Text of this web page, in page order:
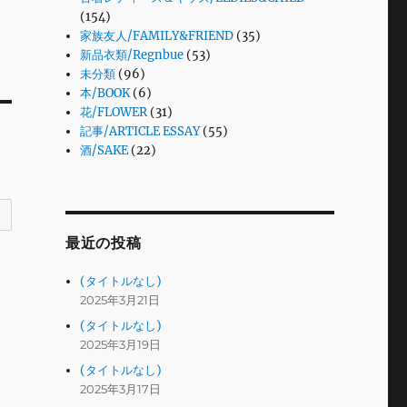
(154)
家族友人/FAMILY&FRIEND (35)
新品衣類/Regnbue (53)
未分類 (96)
本/BOOK(6)
花/FLOWER(31)
記事/ARTICLE ESSAY(55)
酒/SAKE (22)
最近の投稿
(タイトルなし)
2025年3月21日
(タイトルなし)
2025年3月19日
(タイトルなし)
2025年3月17日